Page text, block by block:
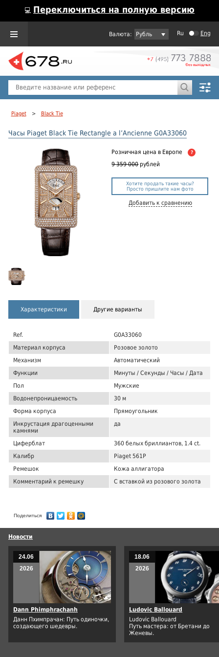
💻 Переключиться на полную версию
Рубль Ru Eng
Piaget > Black Tie
Часы Piaget Black Tie Rectangle a l’Ancienne G0A33060
Розничная цена в Европе ?
9 359 000 рублей
Хотите продать такие часы?
Просто пришлите нам фото
Добавить к сравнению
Характеристики Другие варианты
Ref.
G0A33060
Материал корпуса
Розовое золото
Механизм
Автоматический
Функции
Минуты / Секунды / Часы / Дата
Пол
Мужские
Водонепроницаемость
30 м
Форма корпуса
Прямоугольник
Инкрустация драгоценными
камнями
да
Циферблат
360 белых бриллиантов, 1.4 ct.
Калибр
Piaget 561P
Ремешок
Кожа аллигатора
Комментарий к ремешку
С вставкой из розового золота
Поделиться
Новости
24.06
2026
Dann Phimphrachanh
Данн Пхимпрачан: Путь одиночки,
создающего шедевры.
18.06
2026
Ludovic Ballouard
Ludovic Ballouard
Путь мастера: от Бретани до
Женевы.